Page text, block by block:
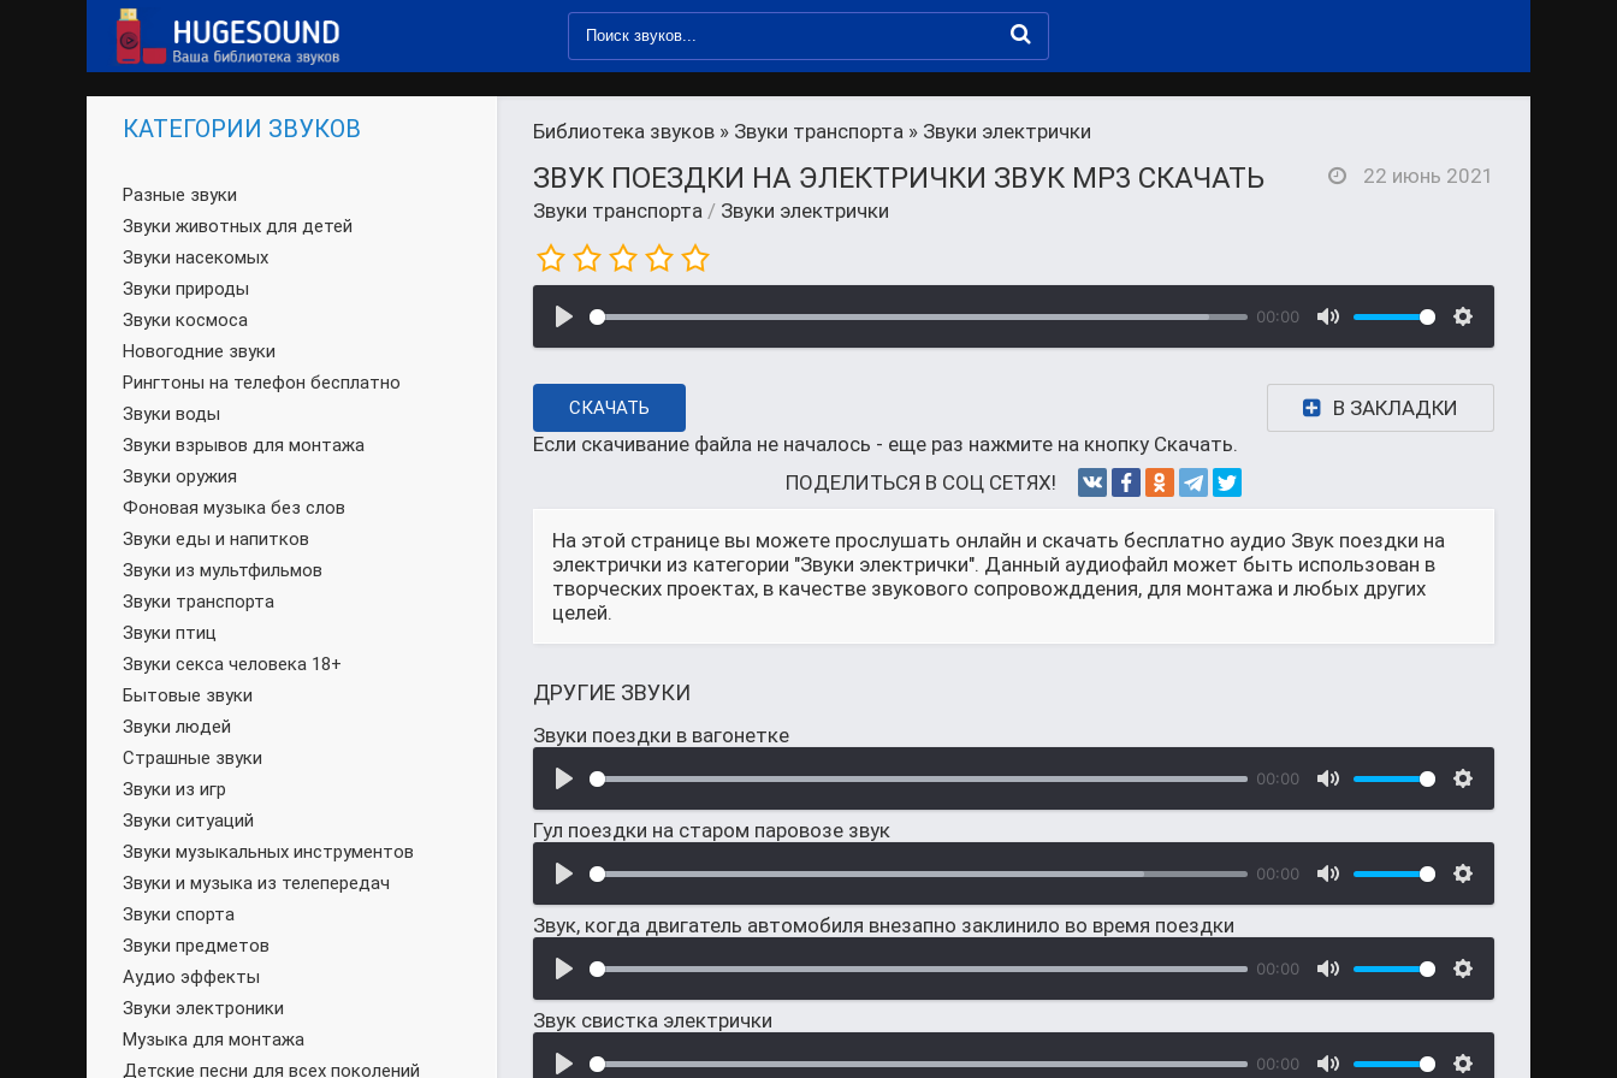
Библиотека звуков » Звуки транспорта » Звуки электрички
ЗВУК ПОЕЗДКИ НА ЭЛЕКТРИЧКИ ЗВУК MP3 СКАЧАТЬ
Звуки транспорта / Звуки электрички
22 июнь 2021
00:00
СКАЧАТЬ
В ЗАКЛАДКИ
Если скачивание файла не началось - еще раз нажмите на кнопку Скачать.
ПОДЕЛИТЬСЯ В СОЦ СЕТЯХ!
На этой странице вы можете прослушать онлайн и скачать бесплатно аудио Звук поездки на
электрички из категории "Звуки электрички". Данный аудиофайл может быть использован в
творческих проектах, в качестве звукового сопровожддения, для монтажа и любых других
целей.
ДРУГИЕ ЗВУКИ
Звуки поездки в вагонетке
00:00
Гул поездки на старом паровозе звук
00:00
Звук, когда двигатель автомобиля внезапно заклинило во время поездки
00:00
Звук свистка электрички
00:00
КАТЕГОРИИ ЗВУКОВ
Разные звуки
Звуки животных для детей
Звуки насекомых
Звуки природы
Звуки космоса
Новогодние звуки
Рингтоны на телефон бесплатно
Звуки воды
Звуки взрывов для монтажа
Звуки оружия
Фоновая музыка без слов
Звуки еды и напитков
Звуки из мультфильмов
Звуки транспорта
Звуки птиц
Звуки секса человека 18+
Бытовые звуки
Звуки людей
Страшные звуки
Звуки из игр
Звуки ситуаций
Звуки музыкальных инструментов
Звуки и музыка из телепередач
Звуки спорта
Звуки предметов
Аудио эффекты
Звуки электроники
Музыка для монтажа
Детские песни для всех поколений